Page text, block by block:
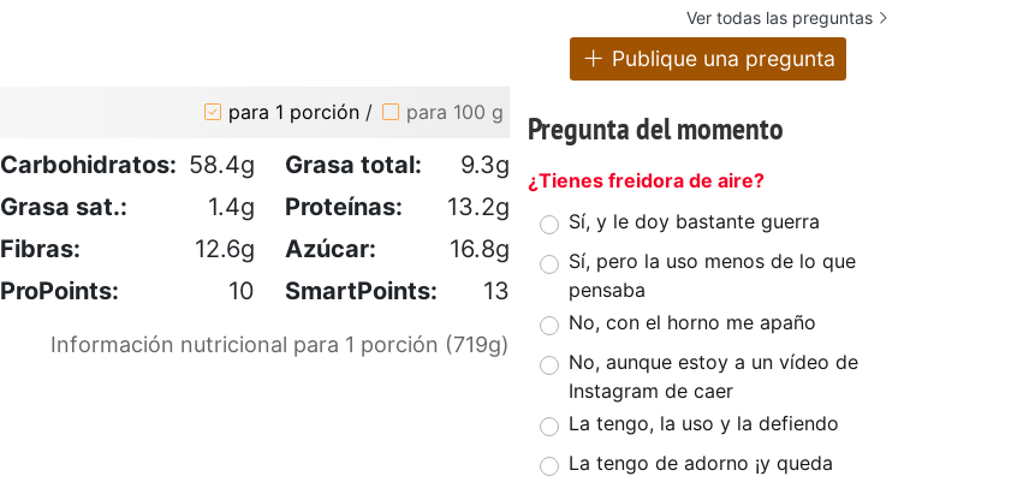
para 1 porción / para 100 g
Carbohidratos: 58.4g Grasa total:
9.3g
Grasa sat.:
1.4g Proteínas:
13.2g
Fibras:
12.6g Azúcar:
16.8g
ProPoints:
10 SmartPoints: 13
Información nutricional para 1 porción (719g)
Ver todas las preguntas
Publique una pregunta
Pregunta del momento
¿Tienes freidora de aire?
Sí, y le doy bastante guerra
Sí, pero la uso menos de lo que
pensaba
No, con el horno me apaño
No, aunque estoy a un vídeo de
Instagram de caer
La tengo, la uso y la defiendo
La tengo de adorno ¡y queda